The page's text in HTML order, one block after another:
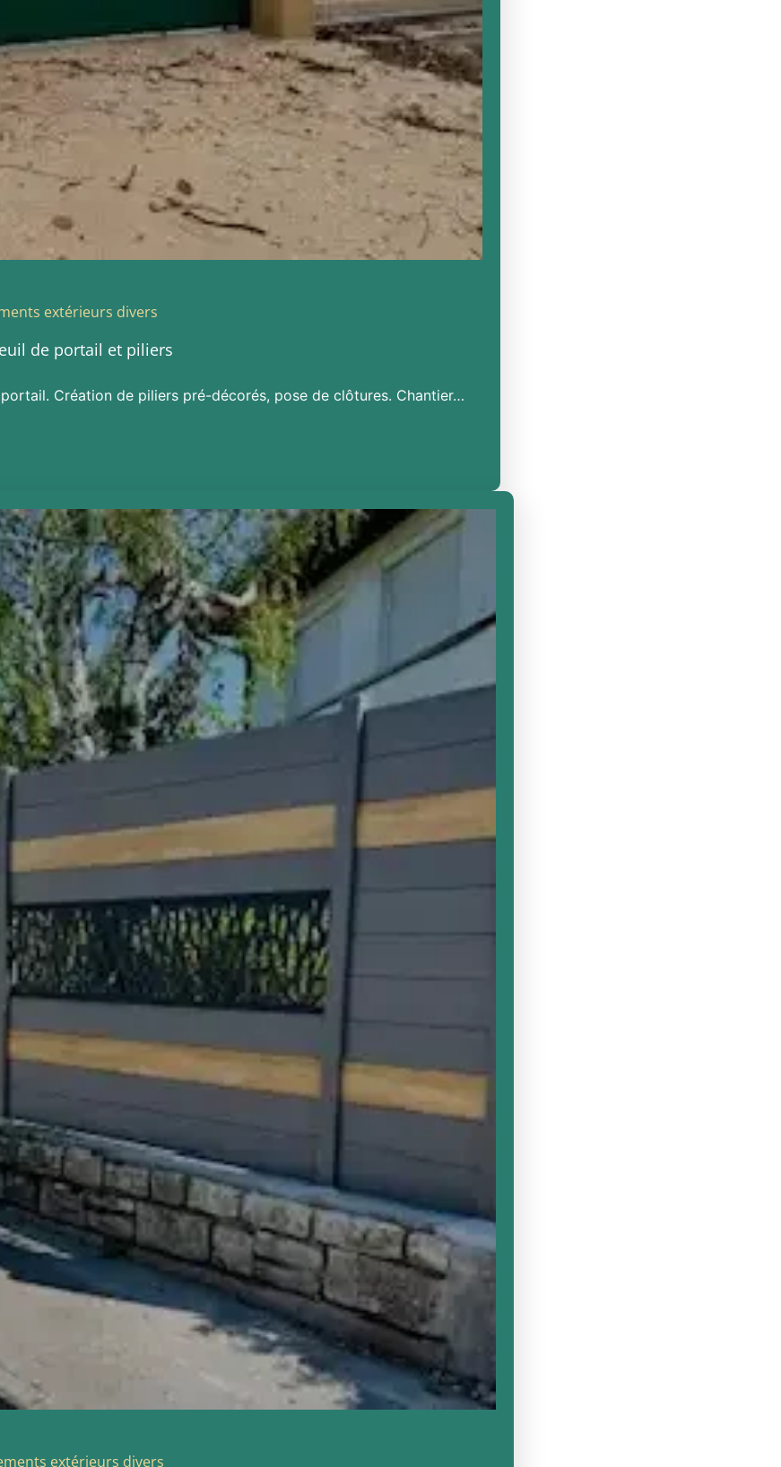
extérieurs divers
de portail et piliers
Création de piliers pré-décorés, pose de clôtures. Chantier…
extérieurs divers